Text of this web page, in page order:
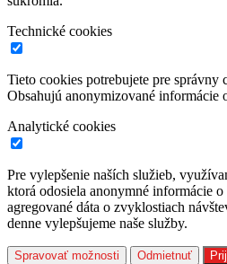
Technické cookies
Tieto cookies potrebujete pre správny
Obsahujú anonymizované informácie
Analytické cookies
Pre vylepšenie naších služieb,
ktorá odosiela anonymné informácie o
agregované dáta o zvyklostiach
denne vylepšujeme naše služby.
Spravovať možnosti Odmietnuť